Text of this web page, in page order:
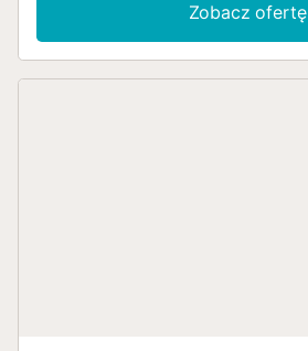
Zobacz ofertę